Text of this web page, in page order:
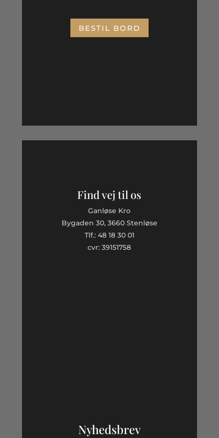
BESTIL BORD
Find vej til os
Ganløse Kro
Bygaden 30, 3660 Stenløse
Tlf.: 48 18 30 01
cvr: 39151758
Nyhedsbrev